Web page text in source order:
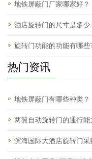
地铁屏蔽门厂家哪家好？
酒店旋转门的尺寸是多少
旋转门功能的功能有哪些
热门资讯
地铁屏蔽门有哪些种类？
两翼自动旋转门的通行能
滨海国际大酒店旋转门